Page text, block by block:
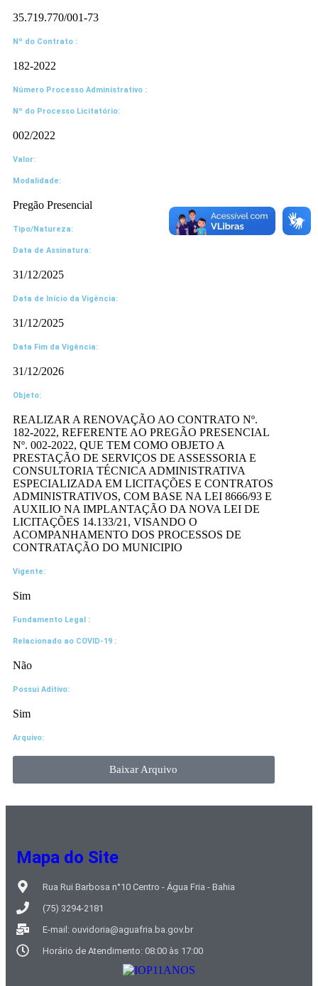
35.719.770/001-73
Nº do Contrato :
182-2022
Número Processo Administrativo :
Nº do Processo Licitatório:
002/2022
Valor:
Modalidade:
Pregão Presencial
Tipo/Natureza:
Data de Assinatura:
31/12/2025
Data de Início da Vigência:
31/12/2025
Data Fim da Vigência:
31/12/2026
Objeto:
REALIZAR A RENOVAÇÃO AO CONTRATO Nº.
182-2022, REFERENTE AO PREGÃO PRESENCIAL
Nº. 002-2022, QUE TEM COMO OBJETO A
PRESTAÇÃO DE SERVIÇOS DE ASSESSORIA E
CONSULTORIA TÉCNICA ADMINISTRATIVA
ESPECIALIZADA EM LICITAÇÕES E CONTRATOS
ADMINISTRATIVOS, COM BASE NA LEI 8666/93 E
AUXILIO NA IMPLANTAÇÃO DA NOVA LEI DE
LICITAÇÕES 14.133/21, VISANDO O
ACOMPANHAMENTO DOS PROCESSOS DE
CONTRATAÇÃO DO MUNICIPIO
Vigente:
Sim
Fundamento Legal :​
Relacionado ao COVID-19 :​
Não
Possui Aditivo:​
Sim
Arquivo:
Baixar Arquivo
Mapa do Site
Rua Rui Barbosa n°10 Centro - Água Fria - Bahia
(75) 3294-2181
E-mail: ouvidoria@aguafria.ba.gov.br
Horário de Atendimento: 08:00 às 17:00